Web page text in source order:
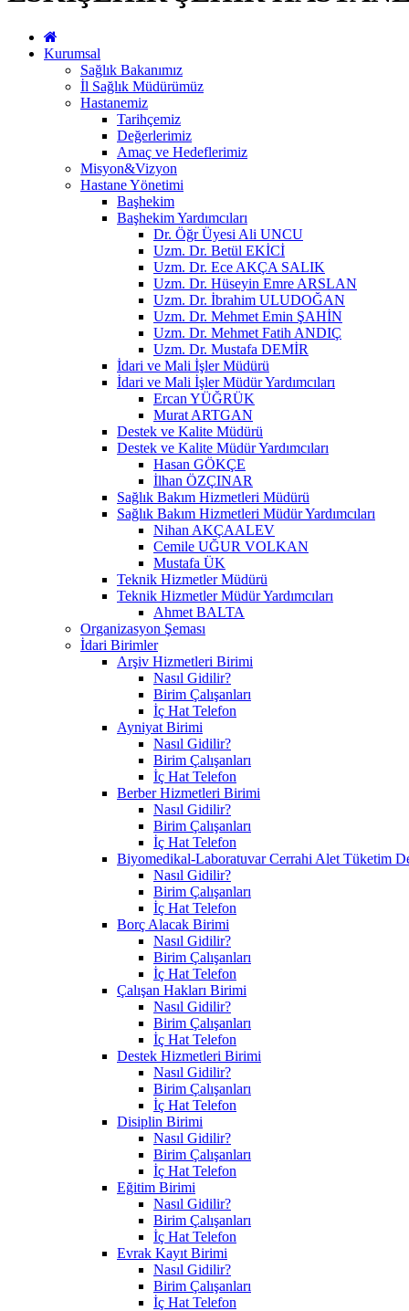
Kurumsal
Sağlık Bakanımız
İl Sağlık Müdürümüz
Hastanemiz
Tarihçemiz
Değerlerimiz
Amaç ve Hedeflerimiz
Misyon&Vizyon
Hastane Yönetimi
Başhekim
Başhekim Yardımcıları
Dr. Öğr Üyesi Ali UNCU
Uzm. Dr. Betül EKİCİ
Uzm. Dr. Ece AKÇA SALIK
Uzm. Dr. Hüseyin Emre ARSLAN
Uzm. Dr. İbrahim ULUDOĞAN
Uzm. Dr. Mehmet Emin ŞAHİN
Uzm. Dr. Mehmet Fatih ANDIÇ
Uzm. Dr. Mustafa DEMİR
İdari ve Mali İşler Müdürü
İdari ve Mali İşler Müdür Yardımcıları
Ercan YÜĞRÜK
Murat ARTGAN
Destek ve Kalite Müdürü
Destek ve Kalite Müdür Yardımcıları
Hasan GÖKÇE
İlhan ÖZÇINAR
Sağlık Bakım Hizmetleri Müdürü
Sağlık Bakım Hizmetleri Müdür Yardımcıları
Nihan AKÇAALEV
Cemile UĞUR VOLKAN
Mustafa ÜK
Teknik Hizmetler Müdürü
Teknik Hizmetler Müdür Yardımcıları
Ahmet BALTA
Organizasyon Şeması
İdari Birimler
Arşiv Hizmetleri Birimi
Nasıl Gidilir?
Birim Çalışanları
İç Hat Telefon
Ayniyat Birimi
Nasıl Gidilir?
Birim Çalışanları
İç Hat Telefon
Berber Hizmetleri Birimi
Nasıl Gidilir?
Birim Çalışanları
İç Hat Telefon
Biyomedikal-Laboratuvar Cerrahi Alet Tüketim
Nasıl Gidilir?
Birim Çalışanları
İç Hat Telefon
Borç Alacak Birimi
Nasıl Gidilir?
Birim Çalışanları
İç Hat Telefon
Çalışan Hakları Birimi
Nasıl Gidilir?
Birim Çalışanları
İç Hat Telefon
Destek Hizmetleri Birimi
Nasıl Gidilir?
Birim Çalışanları
İç Hat Telefon
Disiplin Birimi
Nasıl Gidilir?
Birim Çalışanları
İç Hat Telefon
Eğitim Birimi
Nasıl Gidilir?
Birim Çalışanları
İç Hat Telefon
Evrak Kayıt Birimi
Nasıl Gidilir?
Birim Çalışanları
İç Hat Telefon